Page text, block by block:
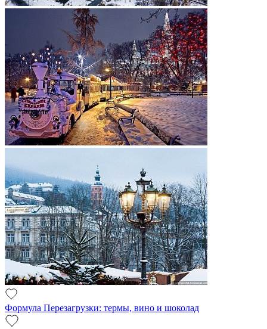
Формула Перезагрузки: термы, вино и шоколад